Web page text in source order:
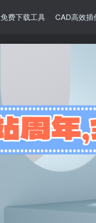
免费下载工具 CAD高效插